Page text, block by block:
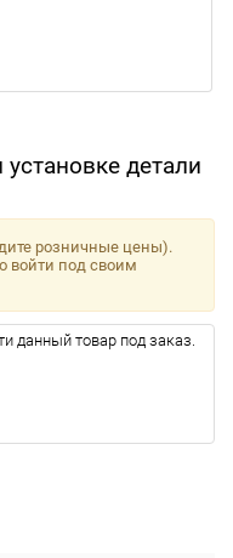
детали
розничные цены).
войти под своим
данный товар под заказ.